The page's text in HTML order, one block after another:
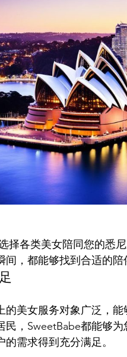
间，都能够找到合适的陪
的美女服务对象广泛，
民，SweetBabe都能够